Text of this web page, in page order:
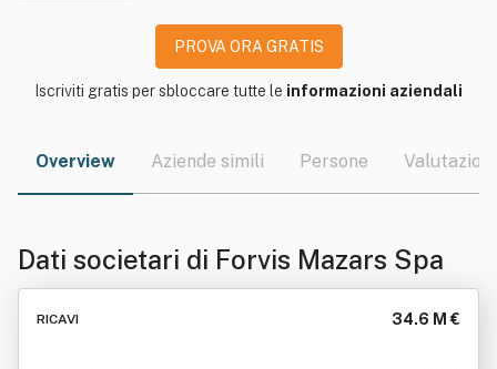
PROVA ORA GRATIS
Iscriviti gratis per sbloccare tutte le informazioni aziendali
Overview Aziende simili Persone Valutazioni
Dati societari di Forvis Mazars Spa
RICAVI 34.6 M €